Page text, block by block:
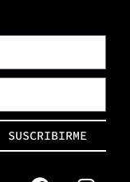
SUSCRIBIRME